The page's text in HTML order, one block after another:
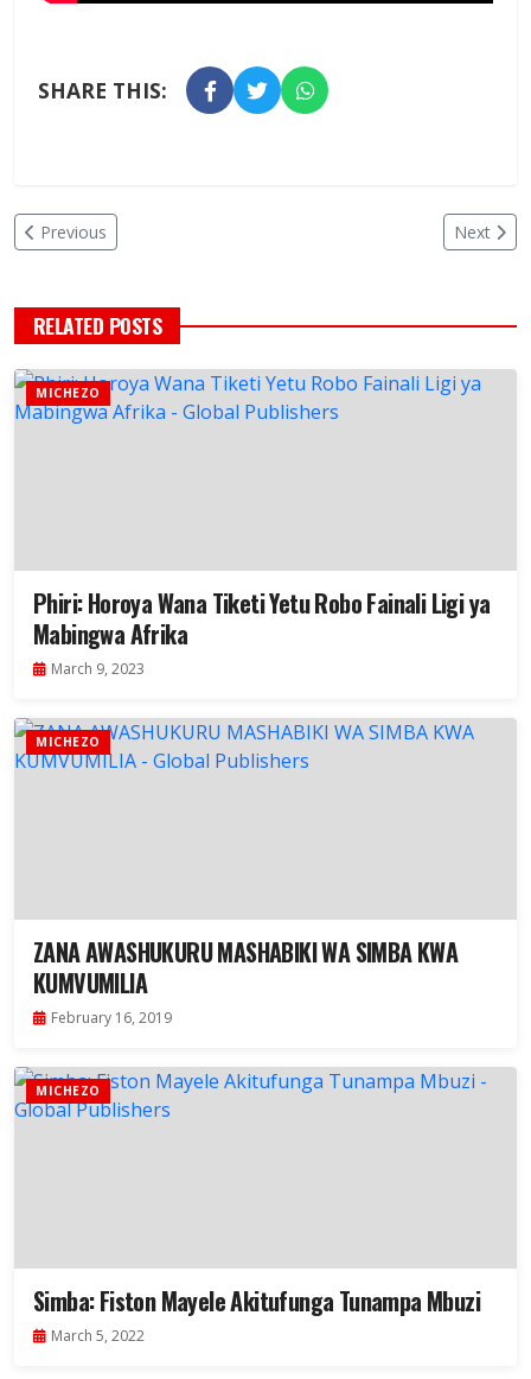
SHARE THIS:
Previous Next
RELATED POSTS
MICHEZO
Phiri: Horoya Wana Tiketi Yetu Robo Fainali Ligi ya
Mabingwa Afrika
March 9, 2023
MICHEZO
ZANA AWASHUKURU MASHABIKI WA SIMBA KWA
KUMVUMILIA
February 16, 2019
MICHEZO
Simba: Fiston Mayele Akitufunga Tunampa Mbuzi
March 5, 2022